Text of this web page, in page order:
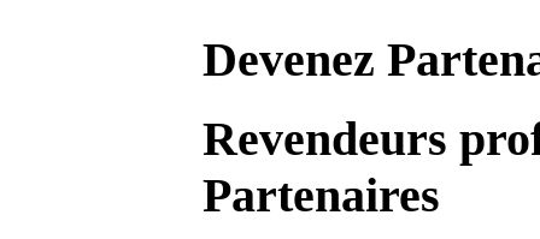
Devenez
Revendeurs
Partenaires